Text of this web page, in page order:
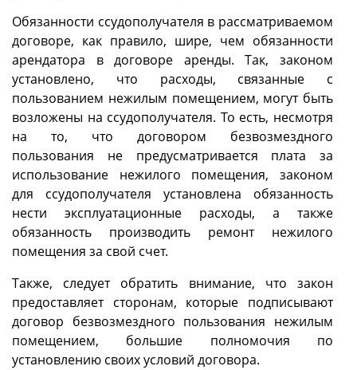
Обязанности ссудополучателя в рассматриваемом
договоре, как правило, шире, чем обязанности
арендатора в договоре аренды. Так, законом
установлено, что расходы, связанные с
пользованием нежилым помещением, могут быть
возложены на ссудополучателя. То есть, несмотря
на то, что договором безвозмездного
пользования не предусматривается плата за
использование нежилого помещения, законом
для ссудополучателя установлена обязанность
нести эксплуатационные расходы, а также
обязанность производить ремонт нежилого
помещения за свой счет.
Также, следует обратить внимание, что закон
предоставляет сторонам, которые подписывают
договор безвозмездного пользования нежилым
помещением, большие полномочия по
установлению своих условий договора.